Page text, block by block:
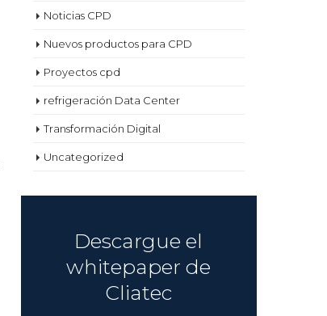
04
Oct
Data Center
con energías
renovables
relacionadas con la…
read more
Noticias CPD
Nuevos productos para CPD
Proyectos cpd
refrigeración Data Center
Transformación Digital
Uncategorized
Descargue el
whitepaper de
Cliatec